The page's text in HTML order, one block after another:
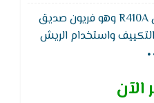
يتميز تكييف فريش بفريون R410A وهو فريون صديق
التكييف واستخدام الريش
وهي طبقه واقيه علي
الحراريالآن